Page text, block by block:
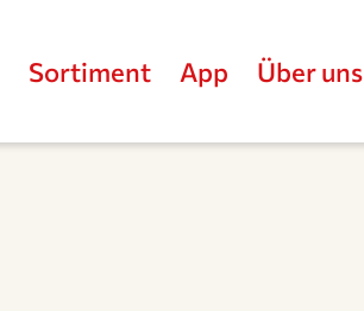
Sortiment App Über uns